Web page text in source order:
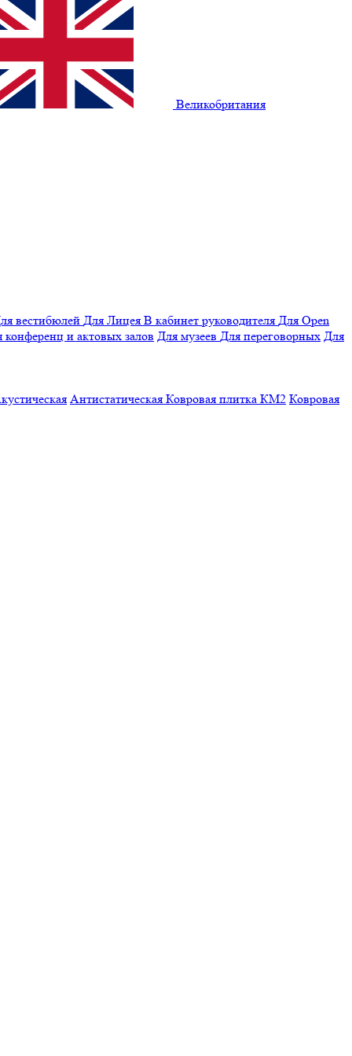
Великобритания
вестибюлей Для Лицея В кабинет руководителя Для Open
конференц и актовых залов Для музеев Для переговорных Для
Антистатическая Ковровая плитка КМ2 Ковровая